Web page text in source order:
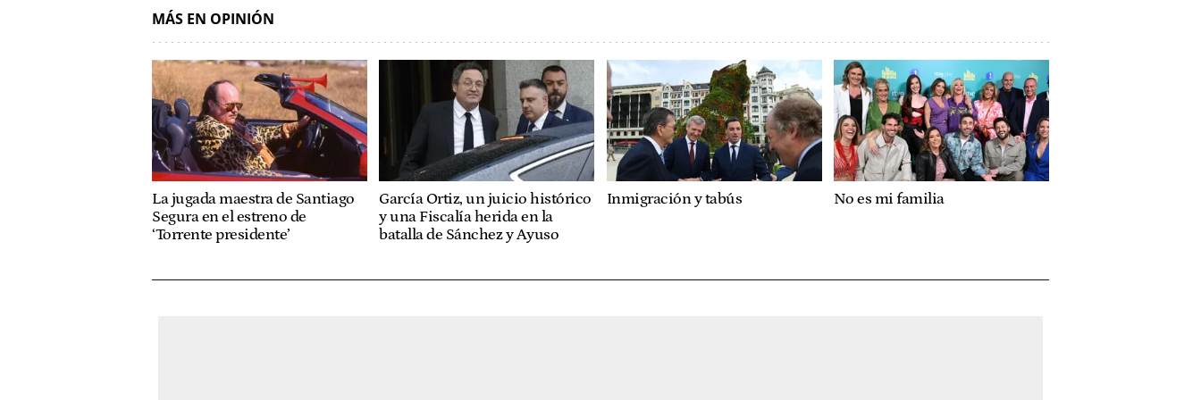
MÁS EN OPINIÓN
La jugada maestra de Santiago
Segura en el estreno de
‘Torrente presidente’
García Ortiz, un juicio histórico
y una Fiscalía herida en la
batalla de Sánchez y Ayuso
Inmigración y tabús No es mi familia